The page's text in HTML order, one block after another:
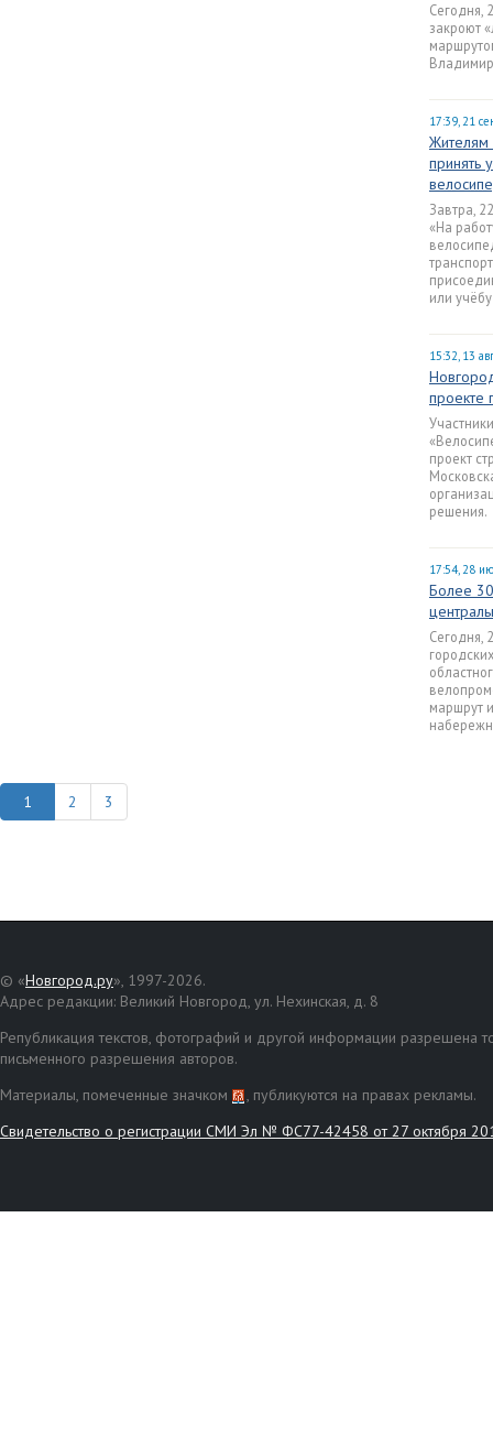
Сегодня,
закроют
17:39, 21
Жителям
принять
Завтра,
«На
или
15:32, 13
проекте
проект
решения.
17:54, 28
Более
Сегодня,
маршрут
2 3
© «Новгород.ру», 1997-2026.
Адрес редакции: Великий Новгород, ул. Нехинская, д. 8
Републикация текстов, фотографий и другой информации разрешена
письменного разрешения авторов.
Материалы, помеченные значком
, публикуются на правах рекламы.
Свидетельство о регистрации СМИ Эл № ФС77-42458 от 27 октября